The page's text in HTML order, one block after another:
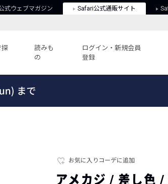
式ウェブマガジン Safari公式通販サイト
探
読みも
の
ログイン・新規会員
登録
お気に入り
お気に入りコーデに追加
アメカジ / 差し色